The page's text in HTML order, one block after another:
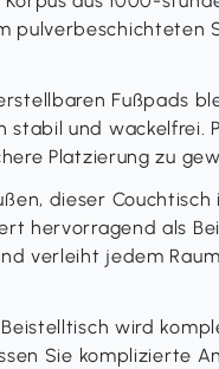
pulverbeschichteten
Fußpads
und wackelfrei.
Platzierung zu
dieser
hervorragend als
verleiht jedem
wird
Sie komplizierte